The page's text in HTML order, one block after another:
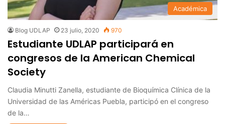
Académica
Blog UDLAP 23 julio, 2020 970
Estudiante UDLAP participará en
congresos de la American Chemical
Society
Claudia Minutti Zanella, estudiante de Bioquímica Clínica de la
Universidad de las Américas Puebla, participó en el congreso
de la…